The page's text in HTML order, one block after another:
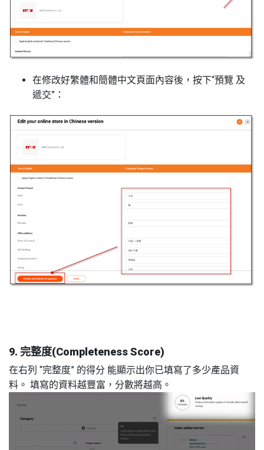
在修改好繁體和簡體中文頁面內容後，按下“預覽 及
遞交”：
9. 完整度(Completeness Score)
在右列 “完整度” 的得分 能顯示出你已填寫了多少產品資
料。 填寫的資料越豐富，分數將越高。